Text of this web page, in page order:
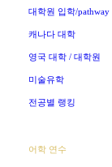
대학원 입학/pathway
캐나다 대학
영국 대학 / 대학원
미술유학
전공별 랭킹
어학 연수